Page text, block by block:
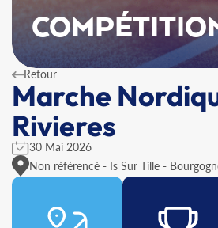
Retour
Marche
Rivieres
30 Mai 2026
Non référencé - Is Sur Tille -